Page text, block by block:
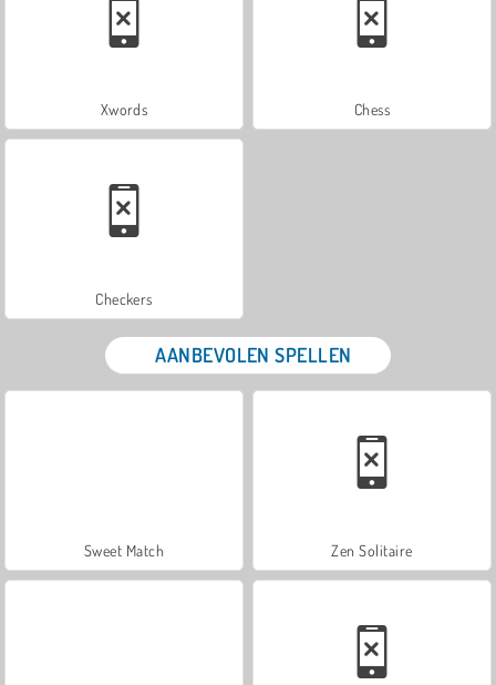
Xwords Chess
Checkers
AANBEVOLEN SPELLEN
Sweet Match Zen Solitaire